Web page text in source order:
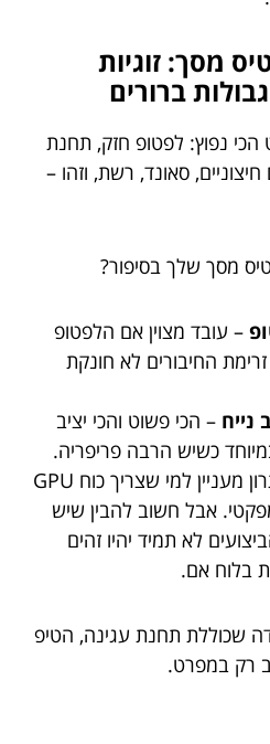
מסך: זוגיות
ברורים
נפוץ: לפטופ חזק, תחנת
סאונד, רשת, וזהו –
מסך שלך בסיפור?
– עובד מצוין אם הלפטופ
החיבורים לא חונקת
– הכי פשוט והכי יציב
כשיש הרבה פריפריה.
– פתרון מעניין למי שצריך כוח GPU
אבל חשוב להבין שיש
לא תמיד יהיו זהים
בלוח אם.
שכוללת תחנת עגינה, הטיפ
רק במפרט.